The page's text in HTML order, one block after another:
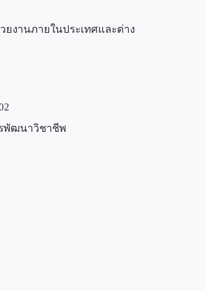
งานภายในประเทศและต่าง
พัฒนาวิชาชีพ